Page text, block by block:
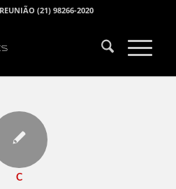
(21) 98266-2020
C